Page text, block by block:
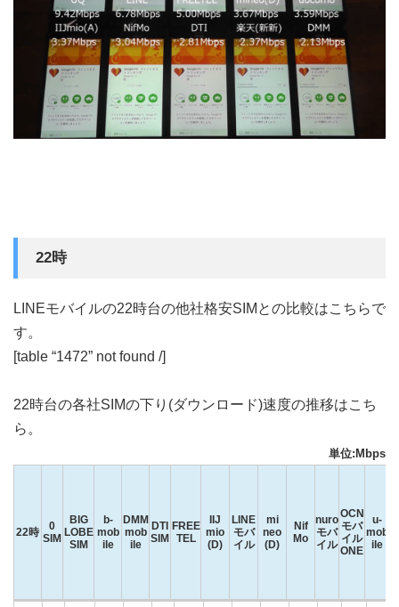
22時
LINEモバイルの22時台の他社格安SIMとの比較はこちらで
す。
[table “1472” not found /]
22時台の各社SIMの下り(ダウンロード)速度の推移はこち
ら。
単位:Mbps
22時
0
SIM
BIG
LOBE
SIM
b-
mob
ile
DMM
mob
ile
DTI
SIM
FREE
TEL
IIJ
mio
(D)
LINE
モバ
イル
mi
neo
(D)
Nif
Mo
nuro
モバ
イル
OCN
モバ
イル
ONE
u-
mob
ile